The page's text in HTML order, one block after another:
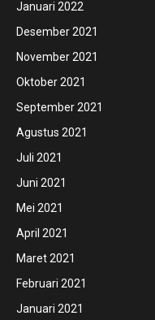
Januari 2022
Desember 2021
November 2021
Oktober 2021
September 2021
Agustus 2021
Juli 2021
Juni 2021
Mei 2021
April 2021
Maret 2021
Februari 2021
Januari 2021